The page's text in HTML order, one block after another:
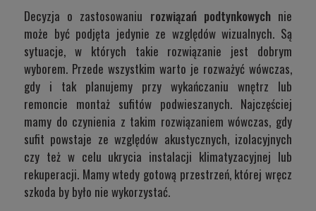
Decyzja o zastosowaniu rozwiązań podtynkowychnie
może być podjęta jedynie ze względów wizualnych. Są
sytuacje, w których takie rozwiązanie jest dobrym
wyborem. Przede wszystkim warto je rozważyć wówczas,
gdy i tak planujemy przy wykańczaniu wnętrz lub
remoncie montaż sufitów podwieszanych. Najczęściej
mamy do czynienia z takim rozwiązaniem wówczas, gdy
sufit powstaje ze względów akustycznych, izolacyjnych
czy też w celu ukrycia instalacji klimatyzacyjnej lub
rekuperacji. Mamy wtedy gotową przestrzeń, której wręcz
szkoda by było nie wykorzystać.